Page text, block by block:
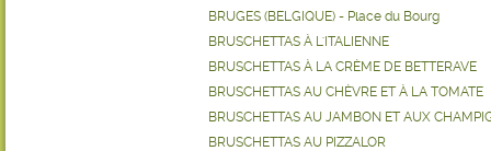
BRUGES (BELGIQUE) - Place du Bourg
BRUSCHETTAS À L'ITALIENNE
BRUSCHETTAS À LA CRÈME DE BETTERAVE
BRUSCHETTAS AU CHÈVRE ET À LA TOMATE
BRUSCHETTAS AU JAMBON ET AUX
BRUSCHETTAS AU PIZZALOR